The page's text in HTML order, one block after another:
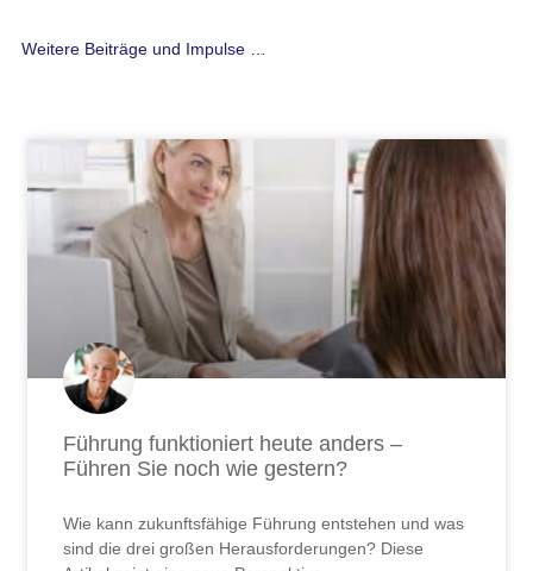
Weitere Beiträge und Impulse …
Führung funktioniert heute anders –
Führen Sie noch wie gestern?
Wie kann zukunftsfähige Führung entstehen und was
sind die drei großen Herausforderungen? Diese
SeiteSeiteSeite SeiteSeiteSeiteSeiteSeite
Seite Seite Seite Seite Seite SeiteSeite
Seite Seite Seite Seite Seite Seite